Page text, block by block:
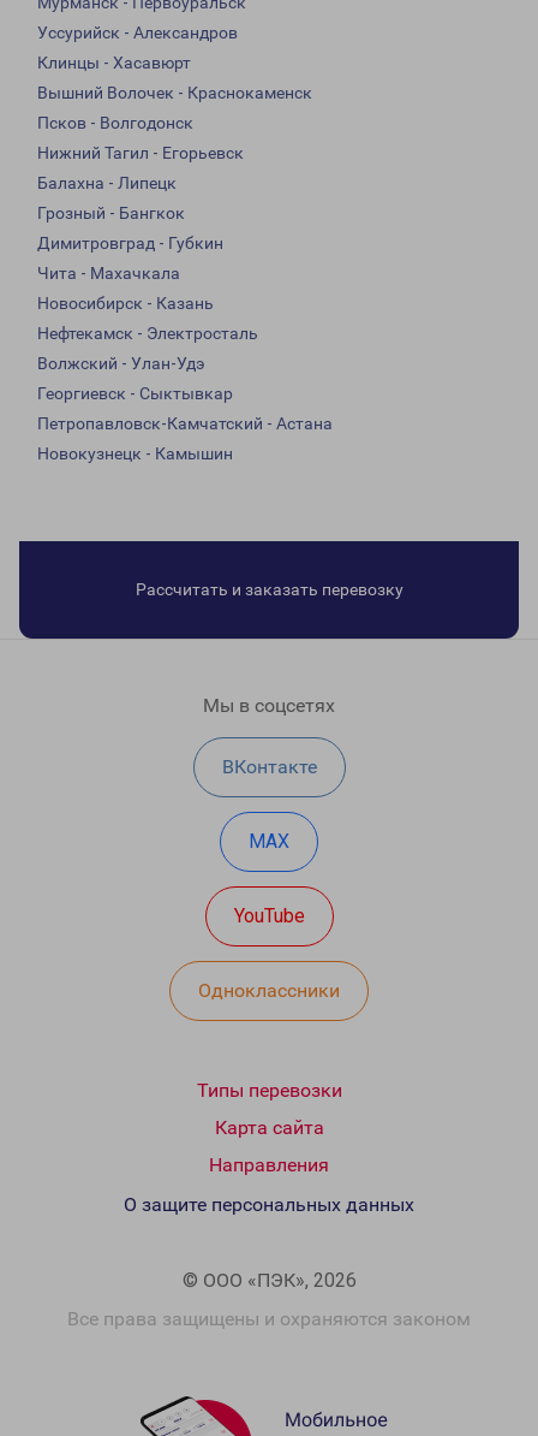
Уссурийск - Александров
Клинцы - Хасавюрт
Вышний Волочек - Краснокаменск
Псков - Волгодонск
Нижний Тагил - Егорьевск
Балахна - Липецк
Грозный - Бангкок
Димитровград - Губкин
Чита - Махачкала
Новосибирск - Казань
Нефтекамск - Электросталь
Волжский - Улан-Удэ
Георгиевск - Сыктывкар
Петропавловск-Камчатский - Астана
Новокузнецк - Камышин
Рассчитать и заказать перевозку
Мы в соцсетях
ВКонтакте
MAX
YouTube
Одноклассники
Типы перевозки
Карта сайта
Направления
© ООО «ПЭК», 2026
Все права защищены и охраняются законом
О защите персональных данных